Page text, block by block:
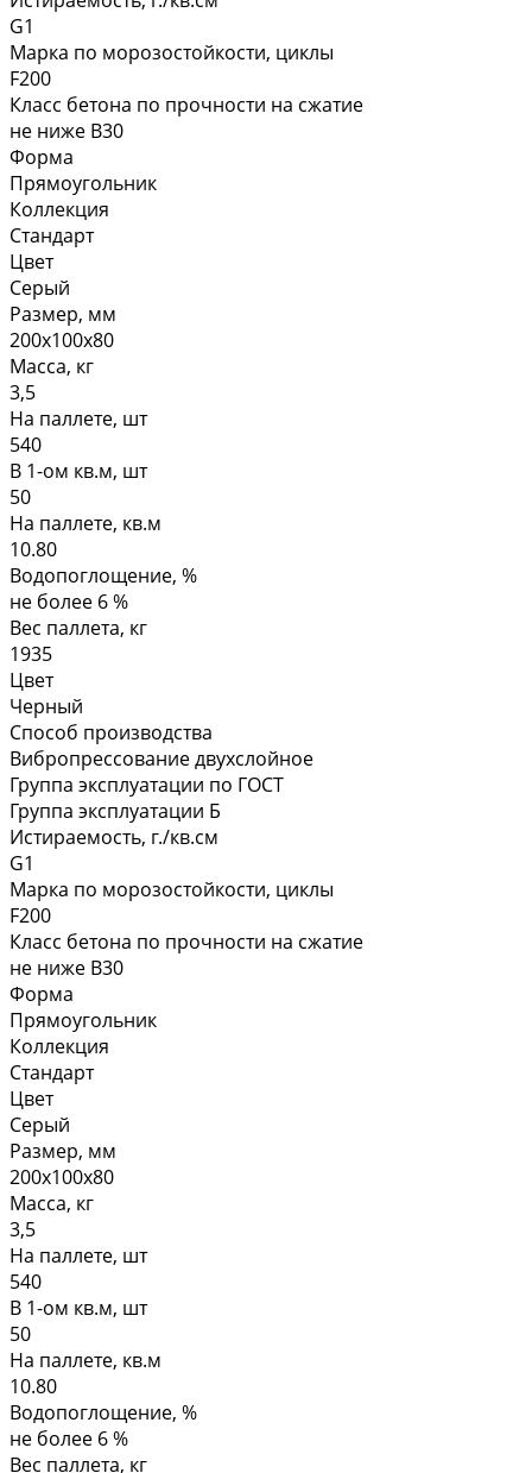
G1
Марка по морозостойкости, циклы
F200
Класс бетона по прочности на сжатие
не ниже В30
Форма
Прямоугольник
Коллекция
Стандарт
Цвет
Серый
Размер, мм
200х100х80
Масса, кг
3,5
На паллете, шт
540
В 1-ом кв.м, шт
50
На паллете, кв.м
10.80
Водопоглощение, %
не более 6 %
Вес паллета, кг
1935
Цвет
Черный
Способ производства
Вибропрессование двухслойное
Группа эксплуатации по ГОСТ
Группа эксплуатации Б
Истираемость, г./кв.см
G1
Марка по морозостойкости, циклы
F200
Класс бетона по прочности на сжатие
не ниже В30
Форма
Прямоугольник
Коллекция
Стандарт
Цвет
Серый
Размер, мм
200х100х80
Масса, кг
3,5
На паллете, шт
540
В 1-ом кв.м, шт
50
На паллете, кв.м
10.80
Водопоглощение, %
не более 6 %
Вес паллета, кг